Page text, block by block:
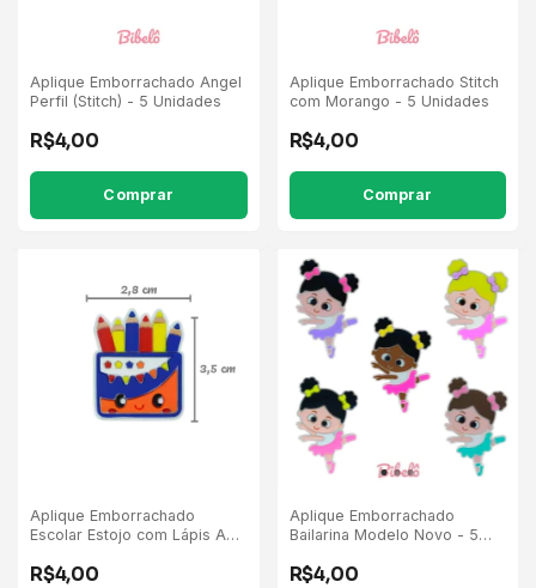
Aplique Emborrachado Angel
Perfil (Stitch) - 5 Unidades
R$4,00
Aplique Emborrachado Stitch
com Morango - 5 Unidades
R$4,00
Aplique Emborrachado
Escolar Estojo com Lápis Azul
R$4,00
Aplique Emborrachado
Bailarina Modelo Novo - 5
R$4,00